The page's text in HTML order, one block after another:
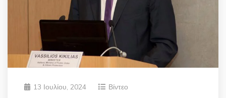
13 Ιουλίου, 2024 Βίντεο